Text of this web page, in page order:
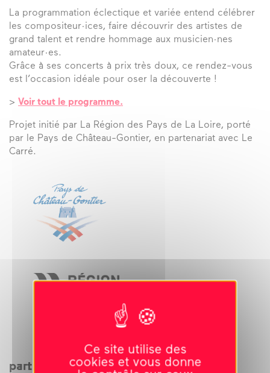
La programmation éclectique et variée entend célébrer
les compositeur·ices, faire découvrir des artistes de
grand talent et rendre hommage aux musicien·nes
amateur·es.
Grâce à ses concerts à prix très doux, ce rendez-vous
est l’occasion idéale pour oser la découverte !
> Voir tout le programme.
Projet initié par La Région des Pays de La Loire, porté
par le Pays de Château-Gontier, en partenariat avec Le
Carré.
partager cet évènement
Ce site utilise des
cookies et vous donne